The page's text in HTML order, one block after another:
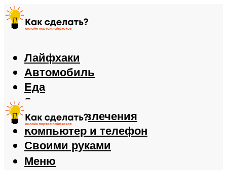
Лайфхаки
Автомобиль
Еда
Здоровье
Игры и развлечения
Компьютер и телефон
Своими руками
Меню